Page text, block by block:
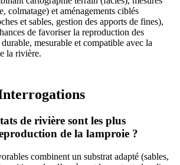
colmatage) et aménagements ciblés
et sables, gestion des apports de fines),
de favoriser la reproduction des
mesurable et compatible avec la
la rivière.
de rivière sont les plus
de la lamproie ?
combinent un substrat adapté (sables,